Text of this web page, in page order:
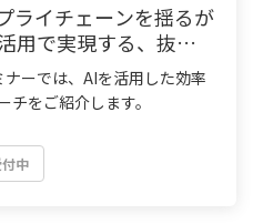
ライチェーンを揺るが
用で実現する、抜け
ナーでは、AIを活用した効率
をご紹介します。
中